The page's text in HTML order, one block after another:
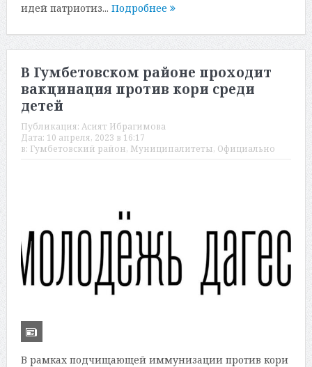
идей патриотиз... Подробнее
В Гумбетовском районе проходит
вакцинация против кори среди
детей
Публикация: Асият Ибрагимова
Дата: 10 апреля, 2023 в 16:17
в: Гумбетовский район, Муниципалитеты, Официально
В рамках подчищающей иммунизации против кори